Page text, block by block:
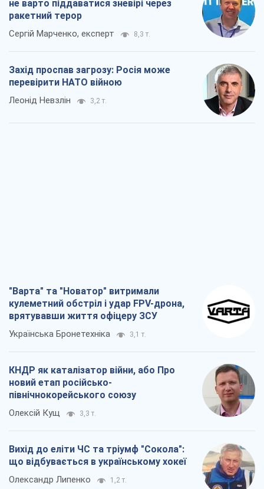
не варто піддаватися зневірі через
ракетний терор
Сергій Марченко, експерт 8,3 т.
Захід проспав загрозу: Росія може
перевірити НАТО війною
Леонід Невзлін 3,2 т.
"Варта" та "Новатор" витримали
кулеметний обстріл і удар FPV-дрона,
врятувавши життя офіцеру ЗСУ
Українська Бронетехніка 3,1 т.
КНДР як каталізатор війни, або Про
новий етап російсько-
північнокорейського союзу
Олексій Кущ 3,3 т.
Вихід до еліти ЧС та тріумф "Сокола":
що відбувається в українському хокеї
Олександр Липенко 1,2 т.